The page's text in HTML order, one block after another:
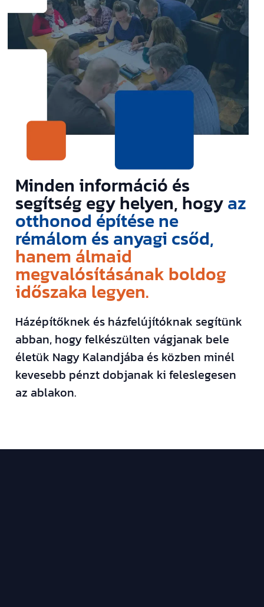
Minden információ és
segítség egy helyen, hogyaz
otthonod építése ne
rémálom és anyagi csőd,
hanem álmaid
megvalósításának boldog
időszaka legyen.
Házépítőknek és házfelújítóknak segítünk
abban, hogy felkészülten vágjanak bele
életük Nagy Kalandjába és közben minél
kevesebb pénzt dobjanak ki feleslegesen
az ablakon.